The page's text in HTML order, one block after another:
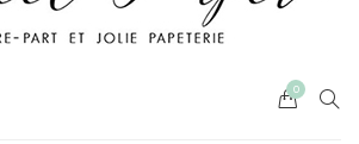
Cart
0